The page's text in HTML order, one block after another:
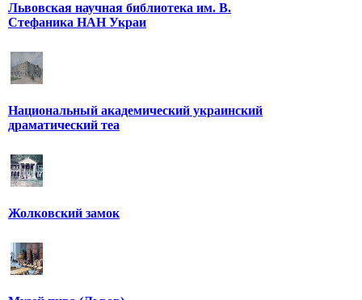
Львовская научная библиотека им. В.
Стефаника НАН Украи
Национальный академический украинский
драматический теа
Жолковский замок